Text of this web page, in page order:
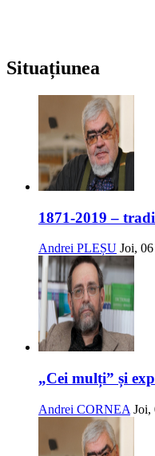
Situațiunea
1871-2019 –
Andrei PLEȘU Joi,
„Cei mulți” și
Andrei CORNEA Joi,